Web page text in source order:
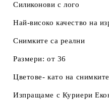
Силиконови с лого
Най-високо качество на
Снимките са реални
Размери: от 36
Цветове- като на снимките
Изпращаме с Куриери